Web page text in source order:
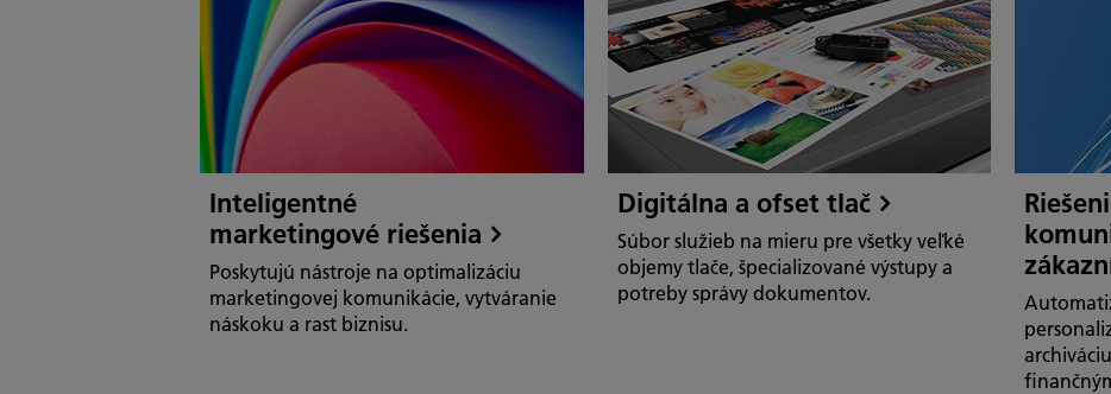
Inteligentné
marketingové riešenia
Poskytujú nástroje na optimalizáciu
marketingovej komunikácie, vytváranie
náskoku a rast biznisu.
Digitálna a ofset tlač
Súbor služieb na mieru pre všetky veľké
objemy tlače, špecializované výstupy a
potreby správy dokumentov.